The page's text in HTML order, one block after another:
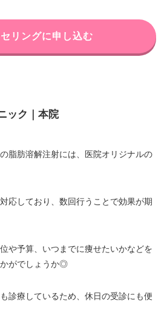
リングに申し込む
ック｜本院
脂肪溶解注射には、医院オリジナルの
応しており、数回行うことで効果が期
や予算、いつまでに痩せたいかなどを
がでしょうか◎
診療しているため、休日の受診にも便